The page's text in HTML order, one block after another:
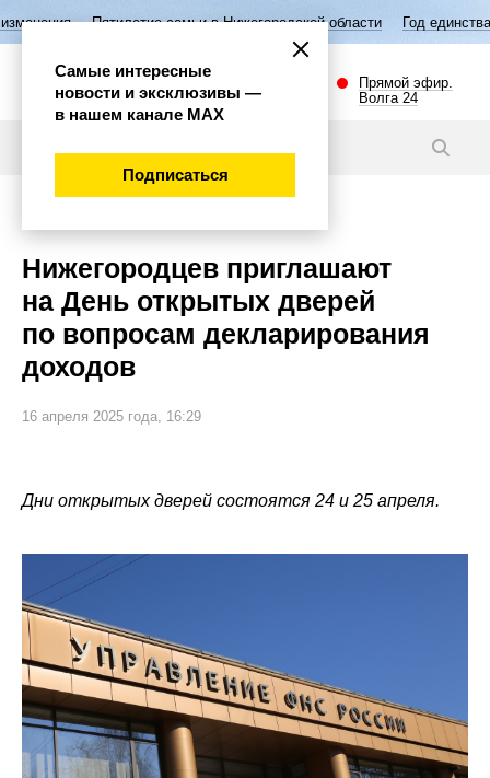
семьи в Нижегородской области Год единства народов России
Прямой эфир.
Волга 24
Нижегородцев приглашают
на День открытых дверей
по вопросам декларирования
доходов
16 апреля 2025 года, 16:29
Дни открытых дверей состоятся 24 и 25 апреля.
Самые интересные
новости и эксклюзивы —
в нашем канале МАХ
Подписаться